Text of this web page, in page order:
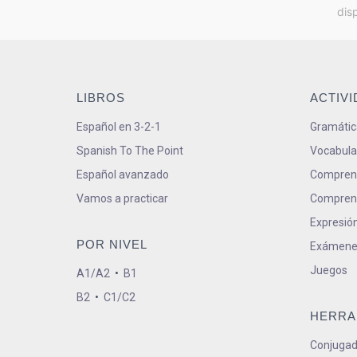
LIBROS
Español en 3-2-1
Spanish To The Point
Español avanzado
Vamos a practicar
POR NIVEL
A1/A2 • B1
B2 • C1/C2
Juegos